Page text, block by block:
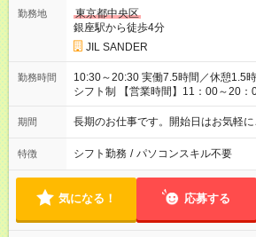
勤務地
東京都中央区
銀座駅から徒歩4分
JIL SANDER
勤務時間
10:30～20:30 実働7.5時間／休憩1.5時間 営業時間に合わせた
シフト制 【営業時間】11：00～20：
期間 長期のお仕事です。開始日はお気軽に
特徴 シフト勤務 / パソコンスキル不要
気になる！ 応募する